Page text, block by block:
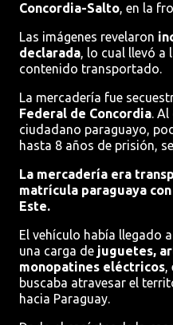
Concordia-Salto, en la
Las imágenes revelaron
declarada, lo cual llevó a
contenido transportado.
La mercadería fue
Federal de Concordia.
ciudadano paraguayo,
hasta 8 años de prisión,
La mercadería era
matrícula paraguaya
Este.
El vehículo había llegado
una carga de juguetes,
monopatines eléctricos,
buscaba atravesar el
hacia Paraguay.